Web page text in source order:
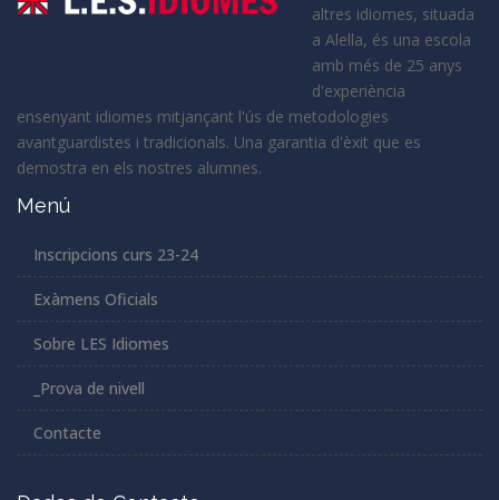
altres idiomes, situada
a Alella, és una escola
amb més de 25 anys
d'experiència
ensenyant idiomes mitjançant l'ús de metodologies
avantguardistes i tradicionals. Una garantia d'èxit que es
demostra en els nostres alumnes.
Menú
Inscripcions curs 23-24
Exàmens Oficials
Sobre LES Idiomes
_Prova de nivell
Contacte